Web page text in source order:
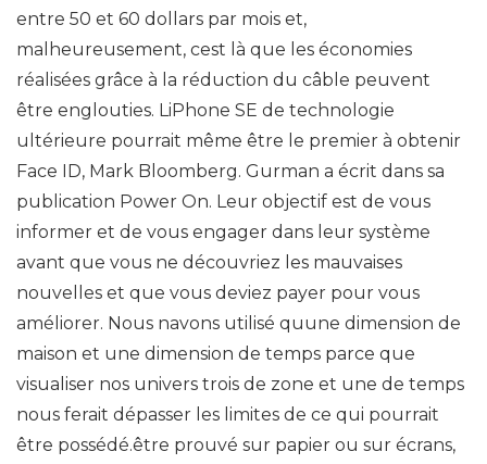
entre 50 et 60 dollars par mois et,
malheureusement, cest là que les économies
réalisées grâce à la réduction du câble peuvent
être englouties. LiPhone SE de technologie
ultérieure pourrait même être le premier à obtenir
Face ID, Mark Bloomberg. Gurman a écrit dans sa
publication Power On. Leur objectif est de vous
informer et de vous engager dans leur système
avant que vous ne découvriez les mauvaises
nouvelles et que vous deviez payer pour vous
améliorer. Nous navons utilisé quune dimension de
maison et une dimension de temps parce que
visualiser nos univers trois de zone et une de temps
nous ferait dépasser les limites de ce qui pourrait
être possédé.être prouvé sur papier ou sur écrans,